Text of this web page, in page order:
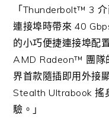
「Thunderbolt™ 3
連接埠時帶來 40
的小巧便捷連接埠配
AMD Radeon™ 團隊
界首款隨插即用外接
Stealth Ultrabook 搖
驗。」